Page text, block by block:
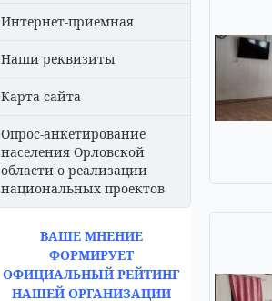
Интернет-приемная
Наши реквизиты
Карта сайта
Опрос-анкетирование
населения Орловской
области о реализации
национальных проектов
ВАШЕ МНЕНИЕ
ФОРМИРУЕТ
ОФИЦИАЛЬНЫЙ РЕЙТИНГ
НАШЕЙ ОРГАНИЗАЦИИ